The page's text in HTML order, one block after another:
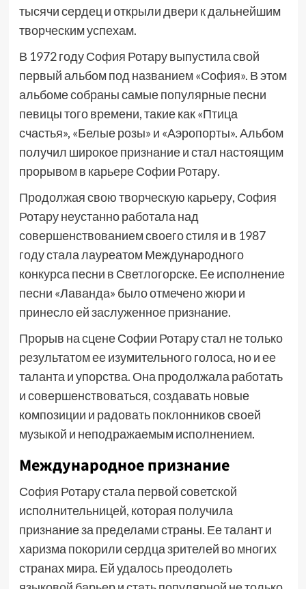
тысячи сердец и открыли двери к дальнейшим
творческим успехам.
В 1972 году София Ротару выпустила свой
первый альбом под названием «София». В этом
альбоме собраны самые популярные песни
певицы того времени, такие как «Птица
счастья», «Белые розы» и «Аэропорты». Альбом
получил широкое признание и стал настоящим
прорывом в карьере Софии Ротару.
Продолжая свою творческую карьеру, София
Ротару неустанно работала над
совершенствованием своего стиля и в 1987
году стала лауреатом Международного
конкурса песни в Светлогорске. Ее исполнение
песни «Лаванда» было отмечено жюри и
принесло ей заслуженное признание.
Прорыв на сцене Софии Ротару стал не только
результатом ее изумительного голоса, но и ее
таланта и упорства. Она продолжала работать
и совершенствоваться, создавать новые
композиции и радовать поклонников своей
музыкой и неподражаемым исполнением.
Международное признание
София Ротару стала первой советской
исполнительницей, которая получила
признание за пределами страны. Ее талант и
харизма покорили сердца зрителей во многих
странах мира. Ей удалось преодолеть